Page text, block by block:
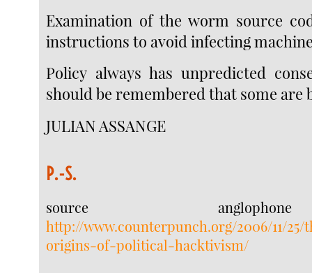
Examination of the worm source
instructions to avoid infecting
Policy always has unpredicted
should be remembered that some are
JULIAN ASSANGE
P.-S.
source
http://www.counterpunch.org/2006/11/
origins-of-political-hacktivism/